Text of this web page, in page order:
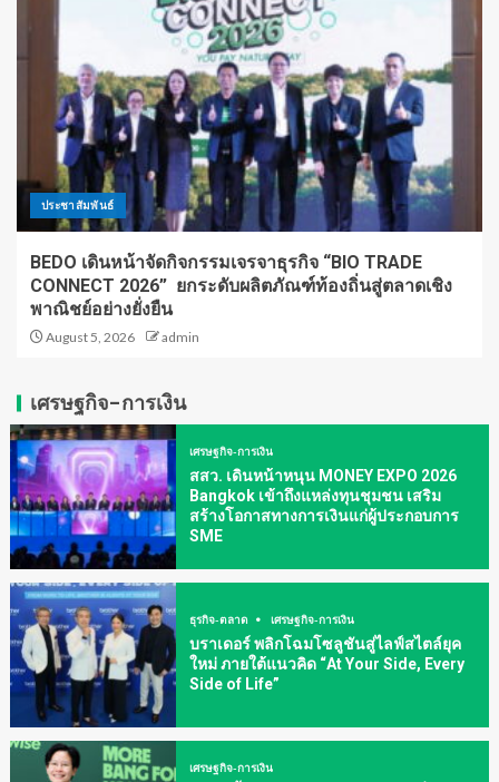
ประชาสัมพันธ์
BEDO เดินหน้าจัดกิจกรรมเจรจาธุรกิจ “BIO TRADE
CONNECT 2026” ยกระดับผลิตภัณฑ์ท้องถิ่นสู่ตลาดเชิง
พาณิชย์อย่างยั่งยืน
August 5, 2026 admin
เศรษฐกิจ-การเงิน
เศรษฐกิจ-การเงิน
สสว. เดินหน้าหนุน MONEY EXPO 2026
Bangkok เข้าถึงแหล่งทุนชุมชน เสริม
สร้างโอกาสทางการเงินแก่ผู้ประกอบการ
SME
ธุรกิจ-ตลาด เศรษฐกิจ-การเงิน
บราเดอร์ พลิกโฉมโซลูชันสู่ไลฟ์สไตล์ยุค
ใหม่ ภายใต้แนวคิด “At Your Side, Every
Side of Life”
เศรษฐกิจ-การเงิน